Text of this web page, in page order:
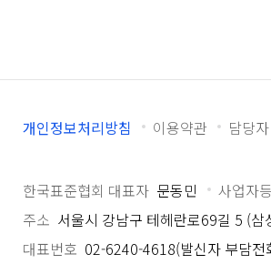
개인정보처리방침 이용약관 담당
한국표준협회 대표자 문동민 사업자
주소 서울시 강남구 테헤란로69길 5 (삼
대표번호 02-6240-4618(발신자 부담전